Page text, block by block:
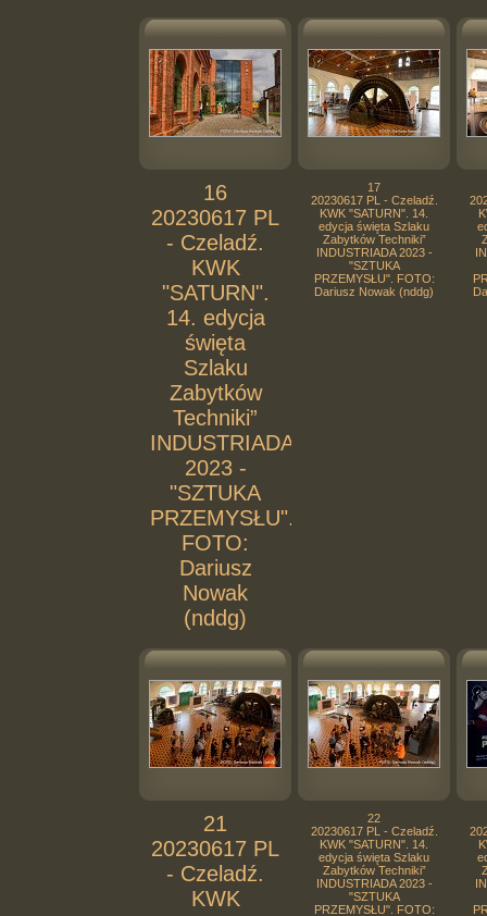
16
20230617 PL
- Czeladź.
KWK
"SATURN".
14. edycja
święta
Szlaku
Zabytków
Techniki”
INDUSTRIADA
2023 -
"SZTUKA
PRZEMYSŁU".
FOTO:
Dariusz
Nowak
(nddg)
17
20230617 PL - Czeladź.
KWK "SATURN". 14.
edycja święta Szlaku
Zabytków Techniki”
INDUSTRIADA 2023 -
"SZTUKA
PRZEMYSŁU". FOTO:
Dariusz Nowak (nddg)
21
20230617 PL
- Czeladź.
KWK
22
20230617 PL - Czeladź.
KWK "SATURN". 14.
edycja święta Szlaku
Zabytków Techniki”
INDUSTRIADA 2023 -
"SZTUKA
PRZEMYSŁU". FOTO: